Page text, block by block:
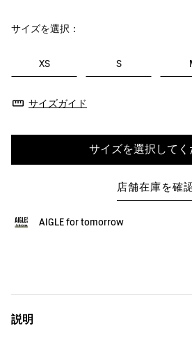
サイズを選択：
XS S
サイズガイド
サイズを選択してく
店舗在庫を確
AIGLE for tomorrow
説明